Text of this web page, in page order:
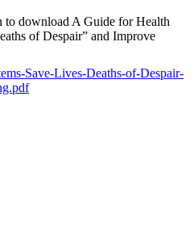
to download A Guide for Health
of Despair” and Improve
Save-Lives-Deaths-of-Despair-